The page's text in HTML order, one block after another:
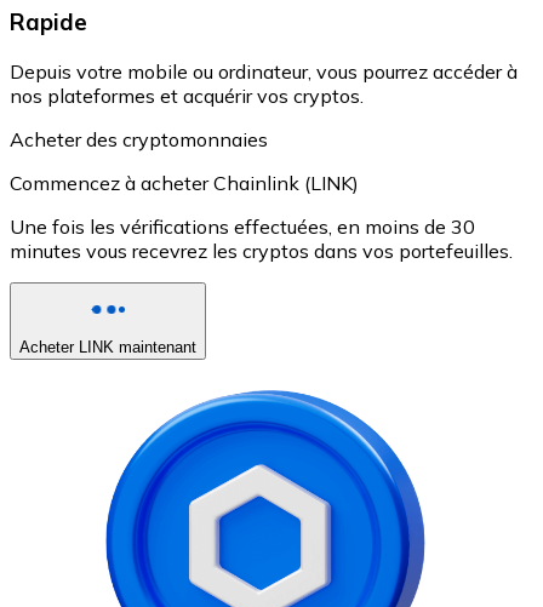
Rapide
Depuis votre mobile ou ordinateur, vous pourrez accéder à
nos plateformes et acquérir vos cryptos.
Acheter des cryptomonnaies
Commencez à acheter Chainlink (LINK)
Une fois les vérifications effectuées, en moins de 30
minutes vous recevrez les cryptos dans vos portefeuilles.
Acheter LINK maintenant